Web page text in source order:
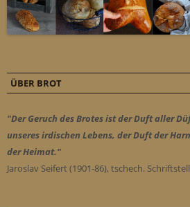
ÜBER BROT
"Der Geruch des Brotes ist der Duft aller
unseres irdischen Lebens, der Duft der
der Heimat."
Jaroslav Seifert (1901-86), tschech.